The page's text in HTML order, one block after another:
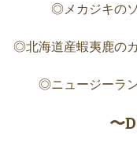
◎メカジキの
◎北海道産蝦夷鹿の
◎ニュージーラ
〜